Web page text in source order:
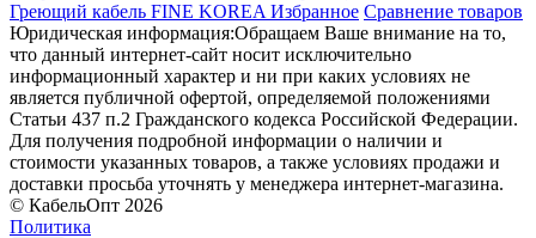
Греющий кабель FINE KOREA Избранное Сравнение товаров
Юридическая информация:Обращаем Ваше внимание на то,
что данный интернет-сайт носит исключительно
информационный характер и ни при каких условиях не
является публичной офертой, определяемой положениями
Статьи 437 п.2 Гражданского кодекса Российской Федерации.
Для получения подробной информации о наличии и
стоимости указанных товаров, а также условиях продажи и
доставки просьба уточнять у менеджера интернет-магазина.
© КабельОпт 2026
Политика